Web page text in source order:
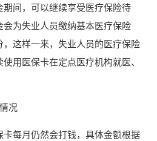
间，可以继续享受医疗保险待
为失业人员缴纳基本医疗保险
这样一来，失业人员的医疗保险
用医保卡在定点医疗机构就医、
况
每月仍然会打钱，具体金额根据